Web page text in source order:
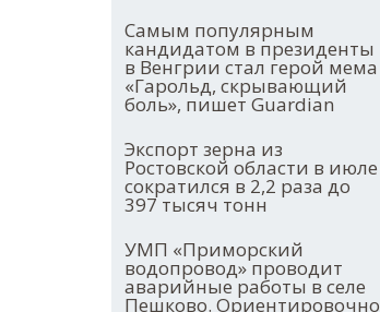
Самым популярным
кандидатом в президенты
в Венгрии стал герой мема
«Гарольд, скрывающий
боль», пишет Guardian
Экспорт зерна из
Ростовской области в июле
сократился в 2,2 раза до
397 тысяч тонн
УМП «Приморский
водопровод» проводит
аварийные работы в селе
Пешково. Ориентировочно